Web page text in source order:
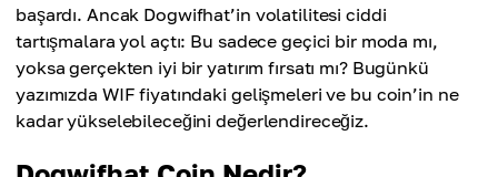
başardı. Ancak Dogwifhat’in volatilitesi ciddi
tartışmalara yol açtı: Bu sadece geçici bir moda mı,
yoksa gerçekten iyi bir yatırım fırsatı mı? Bugünkü
yazımızda WIF fiyatındaki gelişmeleri ve bu coin’in ne
kadar yükselebileceğini değerlendireceğiz.